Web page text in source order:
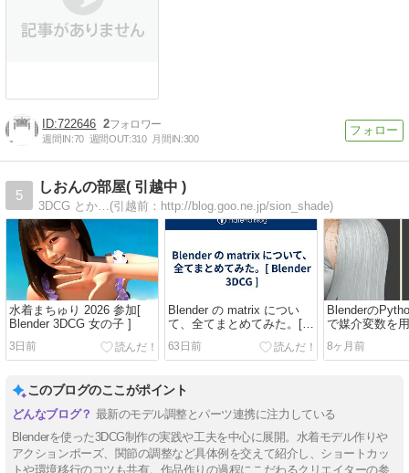
722646 2
週間IN:70 週間OUT:310 月間IN:300
5
しおんの部屋( 引越中 )
3DCG とか…(引越前：http://blog.goo.ne.jp/sion_shade)
水着まちゅり 2026 参加[
Blender 3DCG 女の子 ]
3日前
Blender の matrix につい
て、全てまとめてみた。[
Blender 3DCG ]
63日前
Blenderの
で媒介変数を
を使う(1)[
python ]
8ヶ月前
このブログのここがポイント
最新のモデル調整とパーツ連携に注力している
Blenderを使った3DCG制作の実践や工夫を中心に展開。水着モデル作りや
アクションポーズ、関節の調整など具体例を交えて紹介し、ショートカッ
トや環境移行のコツも共有。作品作りの過程にこだわるクリエイターの参